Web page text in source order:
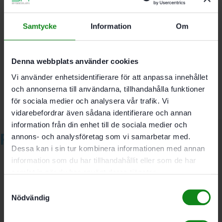
Samtycke Information Om
Denna webbplats använder cookies
Vi använder enhetsidentifierare för att anpassa innehållet
och annonserna till användarna, tillhandahålla funktioner
för sociala medier och analysera vår trafik. Vi
vidarebefordrar även sådana identifierare och annan
information från din enhet till de sociala medier och
annons- och analysföretag som vi samarbetar med.
Dessa kan i sin tur kombinera informationen med annan
information som du har tillhandahållit eller som de har
Nödvändig
Det finns inga recensioner än.
Bli först med att recensera ”Festool Skruvdragare T
18+3 Basic-Set”
Du måste varainloggadför att skriva en recension.
Relaterade produkter
Festool Vinkelchuck AN-
UNI